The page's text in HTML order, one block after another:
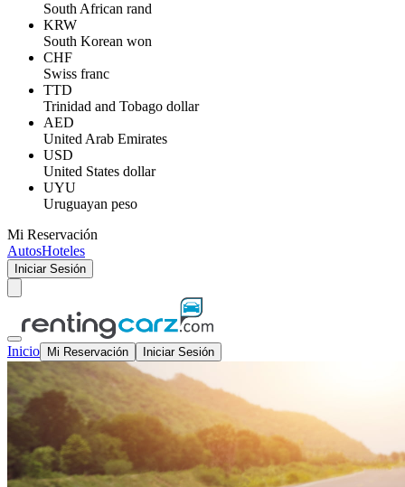
South African rand
KRW
South Korean won
CHF
Swiss franc
TTD
Trinidad and Tobago dollar
AED
United Arab Emirates
USD
United States dollar
UYU
Uruguayan peso
Mi Reservación
AutosHoteles
Iniciar Sesión
Inicio Mi Reservación Iniciar Sesión